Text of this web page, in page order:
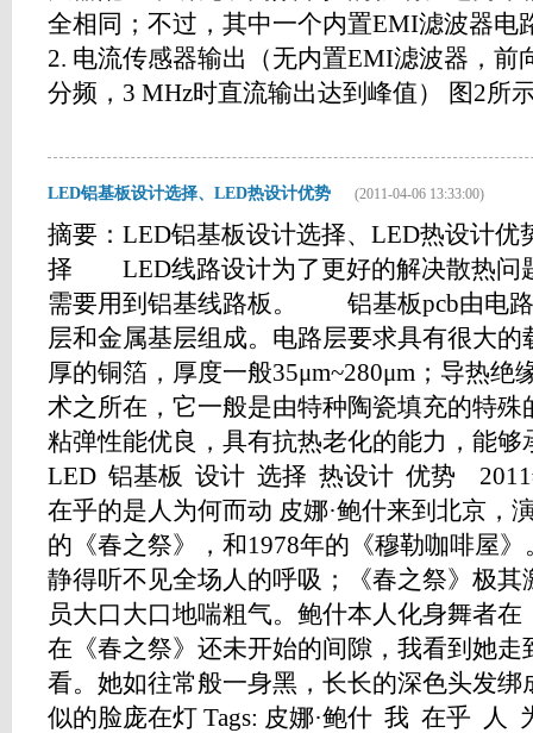
全相同；不过，其中一个内置EMI滤波器电
2. 电流传感器输出（无内置EMI滤波器，前
分频，3 MHz时直流输出达到峰值） 图2所
LED铝基板设计选择、LED热设计优势 (2011-04-06 13:33:00)
摘要：LED铝基板设计选择、LED热设计优
择 LED线路设计为了更好的解决散热问
需要用到铝基线路板。 铝基板pcb由电路
层和金属基层组成。电路层要求具有很大
厚的铜箔，厚度一般35μm~280μm；导热绝
术之所在，它一般是由特种陶瓷填充的特
粘弹性能优良，具有抗热老化的能力，能够
LED 铝基板 设计 选择 热设计 优势 2011
在乎的是人为何而动 皮娜·鲍什来到北京
的《春之祭》，和1978年的《穆勒咖啡屋
静得听不见全场人的呼吸；《春之祭》极
员大口大口地喘粗气。鲍什本人化身舞者
在《春之祭》还未开始的间隙，我看到她
看。她如往常般一身黑，长长的深色头发
似的脸庞在灯 Tags: 皮娜·鲍什 我 在乎 人